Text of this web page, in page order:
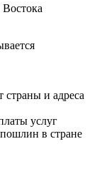
страны и адреса
услуг
в стране